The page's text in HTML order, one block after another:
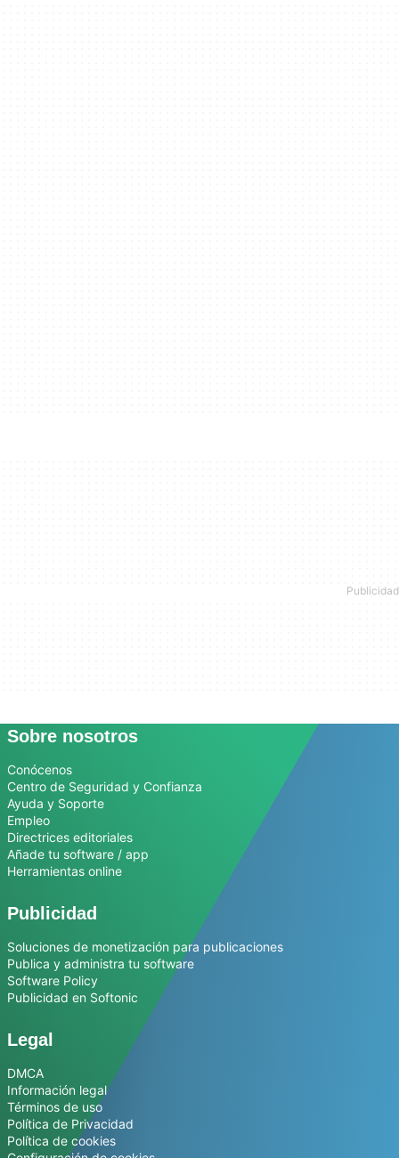
Sobre nosotros
Conócenos
Centro de Seguridad y Confianza
Ayuda y Soporte
Empleo
Directrices editoriales
Añade tu software / app
Herramientas online
Publicidad
Soluciones de monetización para publicaciones
Publica y administra tu software
Software Policy
Publicidad en Softonic
Legal
DMCA
Información legal
Términos de uso
Política de Privacidad
Política de cookies